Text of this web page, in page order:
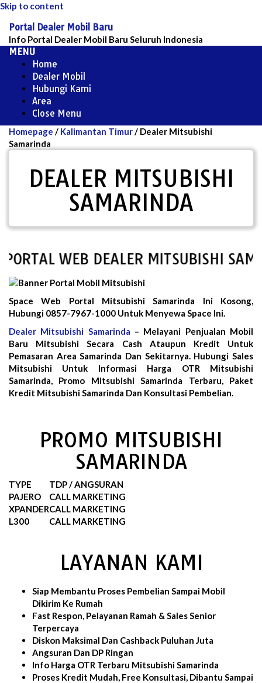
Skip to content
Portal Dealer Mobil Baru
Info Portal Dealer Mobil Baru Seluruh Indonesia
MENU
Home
Dealer Mobil
Hubungi Kami
Area
Close Menu
Homepage / Kalimantan Timur/ Dealer Mitsubishi
Samarinda
DEALER MITSUBISHI
SAMARINDA
WEB DEALER MITSUBISHI
Space Web Portal Mitsubishi Samarinda Ini Kosong,
Hubungi 0857-7967-1000 Untuk Menyewa Space Ini.
Dealer Mitsubishi Samarinda – Melayani Penjualan Mobil
Baru Mitsubishi Secara Cash Ataupun Kredit Untuk
Pemasaran Area Samarinda Dan Sekitarnya. Hubungi Sales
Mitsubishi Untuk Informasi Harga OTR Mitsubishi
Samarinda, Promo Mitsubishi Samarinda Terbaru, Paket
Kredit Mitsubishi Samarinda Dan Konsultasi Pembelian.
PROMO MITSUBISHI
SAMARINDA
TYPE
TDP / ANGSURAN
PAJERO
CALL MARKETING
XPANDERCALL MARKETING
L300
CALL MARKETING
LAYANAN KAMI
Siap Membantu Proses Pembelian Sampai Mobil
Dikirim Ke Rumah
Fast Respon, Pelayanan Ramah & Sales Senior
Terpercaya
Diskon Maksimal Dan Cashback Puluhan Juta
Angsuran Dan DP Ringan
Info Harga OTR Terbaru Mitsubishi Samarinda
Proses Kredit Mudah, Free Konsultasi, Dibantu Sampai